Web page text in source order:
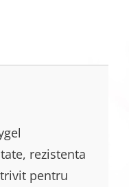
rezistenta
pentru